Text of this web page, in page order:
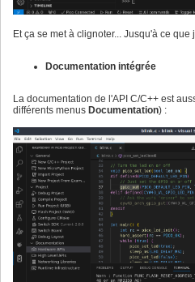
Et ça se met à clignoter... Jusqu'à ce que
Documentation intégrée
La documentation de l'API C/C++ est
différents menus Documentation) :